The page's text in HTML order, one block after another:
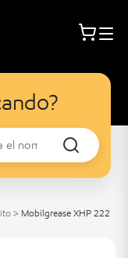
> Mobilgrease XHP 222